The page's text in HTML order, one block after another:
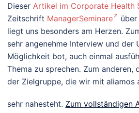
Dieser Artikel im Corporate Health
Zeitschrift ManagerSeminare
liegt uns besonders am Herzen.
sehr angenehme Interview und der
Möglichkeit bot, auch einmal
Thema zu sprechen. Zum anderen,
der Zielgruppe, die wir mit aliamos
sehr nahesteht. Zum vollständigen